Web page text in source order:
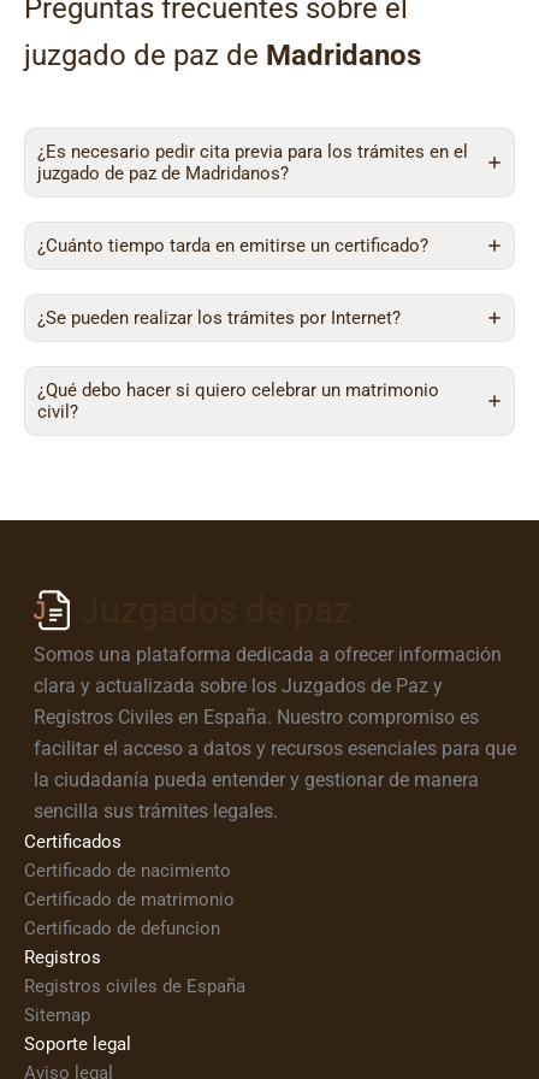
Preguntas frecuentes sobre el
juzgado de paz de Madridanos
¿Es necesario pedir cita previa para los trámites en el
juzgado de paz de Madridanos?
¿Cuánto tiempo tarda en emitirse un certificado?
¿Se pueden realizar los trámites por Internet?
¿Qué debo hacer si quiero celebrar un matrimonio
civil?
Somos una plataforma dedicada a ofrecer información
clara y actualizada sobre los Juzgados de Paz y
Registros Civiles en España. Nuestro compromiso es
facilitar el acceso a datos y recursos esenciales para que
la ciudadanía pueda entender y gestionar de manera
sencilla sus trámites legales.
Certificados
Certificado de nacimiento
Certificado de matrimonio
Certificado de defuncion
Registros
Registros civiles de España
Sitemap
Soporte legal
Aviso legal